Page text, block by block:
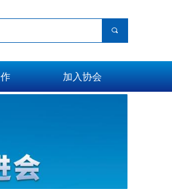
끠
加入协会